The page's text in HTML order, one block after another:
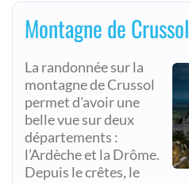
Montagne de Crussol
La randonnée sur la
montagne de Crussol
permet d'avoir une
belle vue sur deux
départements :
l’Ardèche et la Drôme.
Depuis le crêtes, le